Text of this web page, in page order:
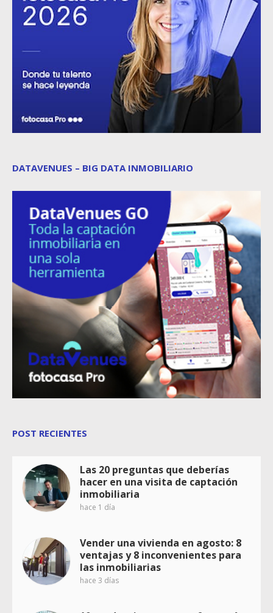
DATAVENUES – BIG DATA INMOBILIARIO
POST RECIENTES
Las 20 preguntas que deberías
hacer en una visita de captación
inmobiliaria
hace 1 día
Vender una vivienda en agosto: 8
ventajas y 8 inconvenientes para
las inmobiliarias
hace 3 días